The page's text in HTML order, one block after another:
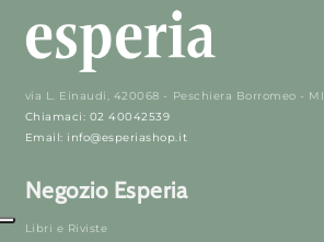
via L. Einaudi, 420068 - Peschiera Borromeo - MI
Chiamaci: 02 40042539
Email: info@esperiashop.it
Negozio Esperia
Libri e Riviste